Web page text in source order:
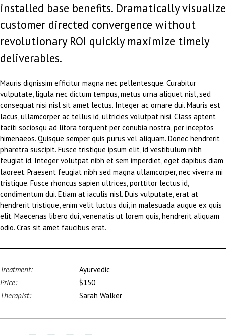
Treatment:
Ayurvedic
Price:
$150
Therapist:
Sarah Walker
installed base benefits. Dramatically visualize
customer directed convergence without
revolutionary ROI quickly maximize timely
deliverables.
Mauris dignissim efficitur magna nec pellentesque. Curabitur
vulputate, ligula nec dictum tempus, metus urna aliquet nisl, sed
consequat nisi nisl sit amet lectus. Integer ac ornare dui. Mauris est
lacus, ullamcorper ac tellus id, ultricies volutpat nisi. Class aptent
taciti sociosqu ad litora torquent per conubia nostra, per inceptos
himenaeos. Quisque semper quis purus vel aliquam. Donec hendrerit
pharetra suscipit. Fusce tristique ipsum elit, id vestibulum nibh
feugiat id. Integer volutpat nibh et sem imperdiet, eget dapibus diam
laoreet. Praesent feugiat nibh sed magna ullamcorper, nec viverra mi
tristique. Fusce rhoncus sapien ultrices, porttitor lectus id,
condimentum dui. Etiam at iaculis nisl. Duis vulputate, erat at
hendrerit tristique, enim velit luctus dui, in malesuada augue ex quis
elit. Maecenas libero dui, venenatis ut lorem quis, hendrerit aliquam
odio. Cras sit amet faucibus erat.